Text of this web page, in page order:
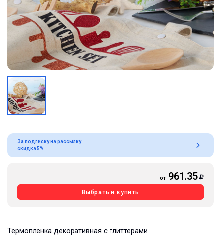
За подписку на рассылку
скидка 5%
от 961.35
Выбрать и купить
Термопленка декоративная с глиттерами